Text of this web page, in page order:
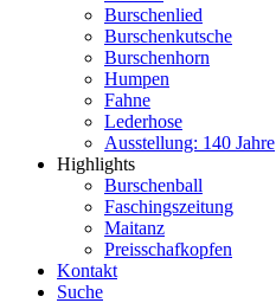
Burschenlied
Burschenkutsche
Burschenhorn
Humpen
Fahne
Lederhose
Ausstellung: 140 Jahre
Highlights
Burschenball
Faschingszeitung
Maitanz
Preisschafkopfen
Kontakt
Suche